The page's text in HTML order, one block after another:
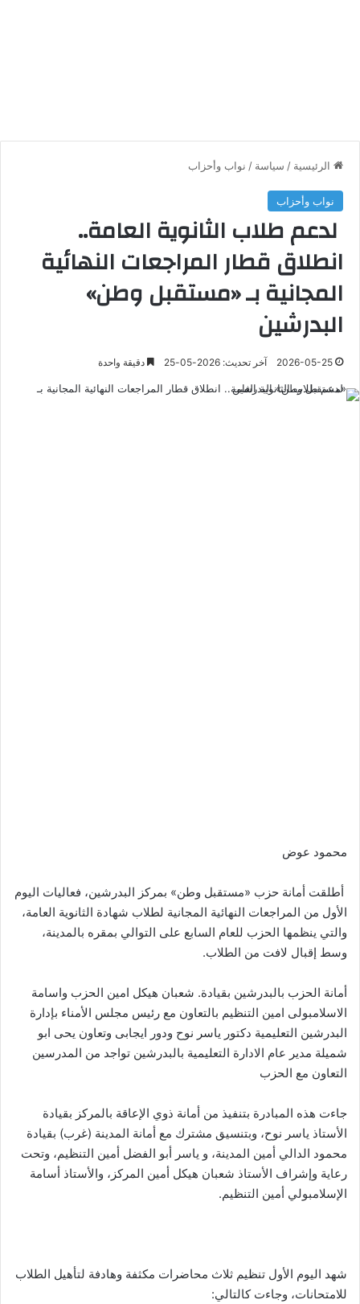
الرئيسية / سياسة / نواب وأحزاب
نواب وأحزاب
لدعم طلاب الثانوية العامة..
انطلاق قطار المراجعات النهائية
المجانية بـ «مستقبل وطن»
البدرشين
2026-05-25 آخر تحديث: 2026-05-25 دقيقة واحدة
محمود عوض
أطلقت أمانة حزب «مستقبل وطن» بمركز البدرشين، فعاليات اليوم
الأول من المراجعات النهائية المجانية لطلاب شهادة الثانوية العامة،
والتي ينظمها الحزب للعام السابع على التوالي بمقره بالمدينة،
وسط إقبال لافت من الطلاب.
أمانة الحزب بالبدرشين بقيادة. شعبان هيكل امين الحزب واسامة
الاسلامبولى امين التنظيم بالتعاون مع رئيس مجلس الأمناء بإدارة
البدرشين التعليمية دكتور ياسر نوح ودور ايجابى وتعاون يحى ابو
شميلة مدير عام الادارة التعليمية بالبدرشين تواجد من المدرسين
التعاون مع الحزب
جاءت هذه المبادرة بتنفيذ من أمانة ذوي الإعاقة بالمركز بقيادة
الأستاذ ياسر نوح، وبتنسيق مشترك مع أمانة المدينة (غرب) بقيادة
محمود الدالي أمين المدينة، و ياسر أبو الفضل أمين التنظيم، وتحت
رعاية وإشراف الأستاذ شعبان هيكل أمين المركز، والأستاذ أسامة
الإسلامبولي أمين التنظيم.
شهد اليوم الأول تنظيم ثلاث محاضرات مكثفة وهادفة لتأهيل الطلاب
للامتحانات، وجاءت كالتالي: